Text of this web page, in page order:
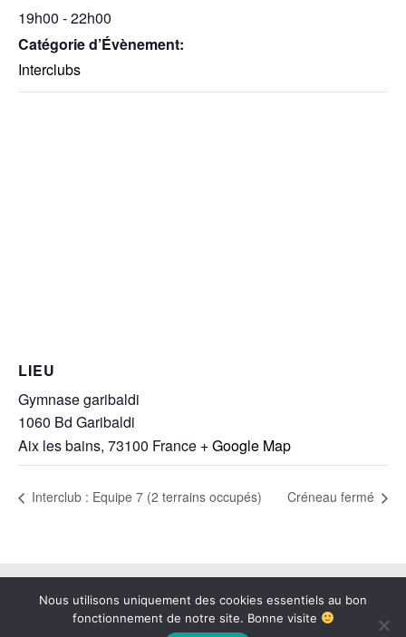
19h00 - 22h00
Catégorie d’Évènement:
Interclubs
LIEU
Gymnase garibaldi
1060 Bd Garibaldi
Aix les bains, 73100 France + Google Map
Interclub : Equipe 7 (2 terrains occupés) Créneau fermé
Copyright © 2026 BAB73 | Propulsé par Thème WordPress Astra
Nous utilisons uniquement des cookies essentiels au bon
fonctionnement de notre site. Bonne visite